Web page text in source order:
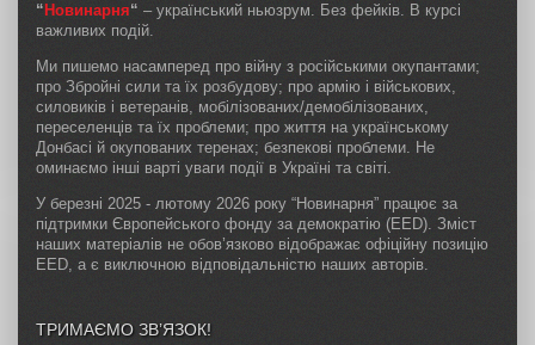
“ Новинарня“ – український ньюзрум. Без фейків. В курсі
важливих подій.
Ми пишемо насамперед про війну з російськими окупантами;
про Збройні сили та їх розбудову; про армію і військових,
силовиків і ветеранів, мобілізованих/демобілізованих,
переселенців та їх проблеми; про життя на українському
Донбасі й окупованих теренах; безпекові проблеми. Не
оминаємо інші варті уваги події в Україні та світі.
У березні 2025 - лютому 2026 року “Новинарня” працює за
підтримки Європейського фонду за демократію (EED). Зміст
наших матеріалів не обов’язково відображає офіційну позицію
EED, а є виключною відповідальністю наших авторів.
ТРИМАЄМО ЗВ’ЯЗОК!